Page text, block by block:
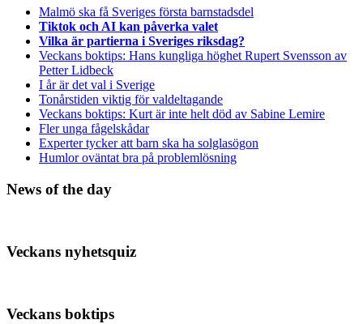
Malmö ska få Sveriges första barnstadsdel
Tiktok och AI kan påverka valet
Vilka är partierna i Sveriges riksdag?
Veckans boktips: Hans kungliga höghet Rupert Svensson av
Petter Lidbeck
I år är det val i Sverige
Tonårstiden viktig för valdeltagande
Veckans boktips: Kurt är inte helt död av Sabine Lemire
Fler unga fågelskådar
Experter tycker att barn ska ha solglasögon
Humlor oväntat bra på problemlösning
News of the day
Veckans nyhetsquiz
Veckans boktips